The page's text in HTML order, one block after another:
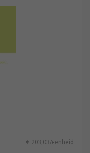
€ 203,03/eenheid